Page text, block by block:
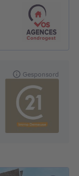
Gesponsord